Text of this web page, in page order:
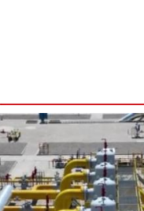
亿元进行灌